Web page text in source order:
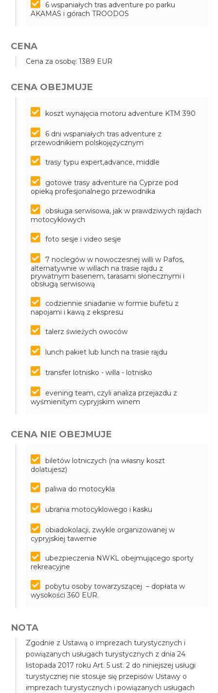
6 wspaniałych tras adventure po parku
AKAMAS i górach TROODOS
CENA
Cena za osobę: 1389 EUR
CENA OBEJMUJE
koszt wynajęcia motoru adventure KTM 390
6 dni wspaniałych tras adventure z
przewodnikiem polskojęzycznym
trasy typu expert,advance, middle
gotowe trasy adventure na Cyprze pod
opieką profesjonalnego przewodnika
obsługa serwisowa, jak w prawdziwych rajdach
motocyklowych
foto sesje i video sesje
7 noclegów w nowoczesnej willi w Pafos,
alternatywnie w willach na trasie rajdu z
prywatnym basenem, tarasami słonecznymi i
obsługą serwisową
codziennie śniadanie w formie bufetu z
napojami i kawą z ekspresu
talerz świeżych owoców
lunch pakiet lub lunch na trasie rajdu
transfer lotnisko - willa - lotnisko
evening team, czyli analiza przejazdu z
wyśmienitym cypryjskim winem
CENA NIE OBEJMUJE
biletów lotniczych (na własny koszt
dolatujesz)
paliwa do motocykla
ubrania motocyklowego i kasku
obiadokolacji, zwykle organizowanej w
cypryjskiej tawernie
ubezpieczenia NWKL obejmującego sporty
rekreacyjne
pobytu osoby towarzyszącej – dopłata w
wysokości 360 EUR.
NOTA
Zgodnie z Ustawą o imprezach turystycznych i
powiązanych usługach turystycznych z dnia 24
listopada 2017 roku Art. 5 ust. 2 do niniejszej usługi
turystycznej nie stosuje się przepisów Ustawy o
imprezach turystycznych i powiązanych usługach